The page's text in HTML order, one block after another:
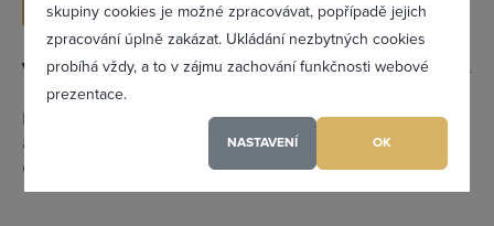
skupiny cookies je možné zpracovávat, popřípadě jejich
zpracování úplně zakázat. Ukládání nezbytných cookies
probíhá vždy, a to v zájmu zachování funkčnosti webové
prezentace.
NASTAVENÍ OK
ODESLAT POPTÁVKU
Výrobky a služby
Mléčné výrobky, koření, chlazené výrobky, zelenina,
alkoholické a nealkoholické nápoje, sladké a slané pečivo,
cukrovinky, ovoce, potraviny
Zapomněl(a) jsem heslo
Registrovat se
Maximální zviditelnění ve výpisu firem